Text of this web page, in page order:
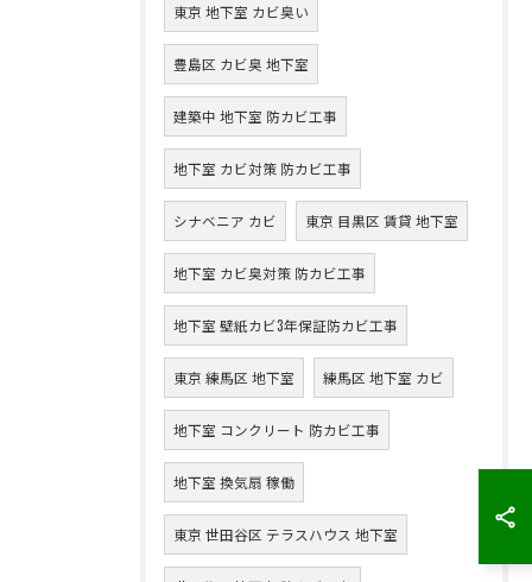
東京 地下室 カビ臭い
豊島区 カビ臭 地下室
建築中 地下室 防カビ工事
地下室 カビ対策 防カビ工事
シナベニア カビ 東京 目黒区 賃貸 地下室
地下室 カビ臭対策 防カビ工事
地下室 壁紙カビ3年保証防カビ工事
東京 練馬区 地下室 練馬区 地下室 カビ
地下室 コンクリート 防カビ工事
地下室 換気扇 稼働
東京 世田谷区 テラスハウス 地下室